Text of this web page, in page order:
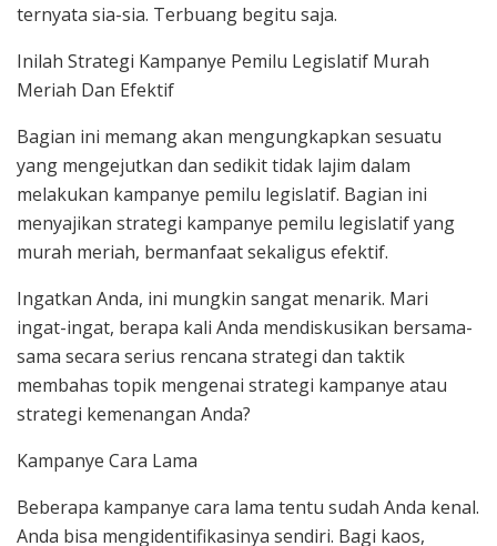
ternyata sia-sia. Terbuang begitu saja.
Inilah Strategi Kampanye Pemilu Legislatif Murah
Meriah Dan Efektif
Bagian ini memang akan mengungkapkan sesuatu
yang mengejutkan dan sedikit tidak lajim dalam
melakukan kampanye pemilu legislatif. Bagian ini
menyajikan strategi kampanye pemilu legislatif yang
murah meriah, bermanfaat sekaligus efektif.
Ingatkan Anda, ini mungkin sangat menarik. Mari
ingat-ingat, berapa kali Anda mendiskusikan bersama-
sama secara serius rencana strategi dan taktik
membahas topik mengenai strategi kampanye atau
strategi kemenangan Anda?
Kampanye Cara Lama
Beberapa kampanye cara lama tentu sudah Anda kenal.
Anda bisa mengidentifikasinya sendiri. Bagi kaos,